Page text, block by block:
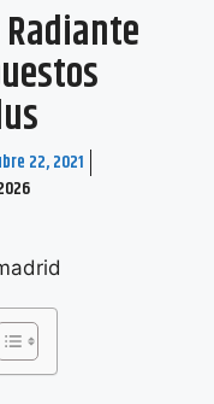
22, 2021